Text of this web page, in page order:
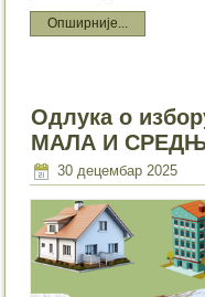
Опширније...
Одлука o
МАЛА И
30 децембар 2025